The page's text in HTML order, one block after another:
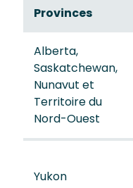
Provinces
Alberta,
Saskatchewan,
Nunavut et
Territoire du
Nord-Ouest
Yukon